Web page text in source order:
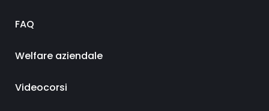
FAQ
Welfare aziendale
Videocorsi